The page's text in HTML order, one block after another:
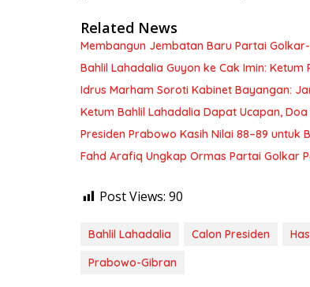
Related News
Membangun Jembatan Baru Partai
Bahlil Lahadalia Guyon ke Cak Imin:
Idrus Marham Soroti Kabinet Bayangan:
Ketum Bahlil Lahadalia Dapat Ucapan,
Presiden Prabowo Kasih Nilai 88–89 untuk
Fahd Arafiq Ungkap Ormas Partai Golkar
Post Views: 90
Bahlil Lahadalia Calon Presiden
Prabowo-Gibran